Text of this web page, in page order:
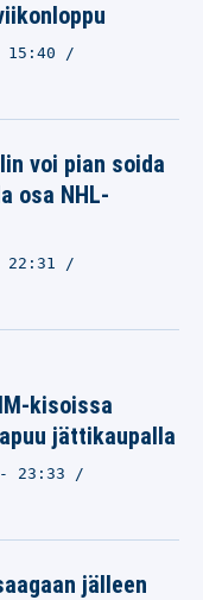
voi pian soida
osa NHL-
kisoissa
jättikaupalla
23:33
jälleen